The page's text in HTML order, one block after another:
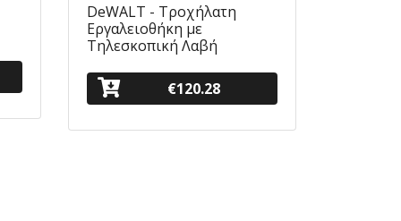
DeWALT - Τροχήλατη
Εργαλειοθήκη με
Τηλεσκοπική Λαβή
€120.28